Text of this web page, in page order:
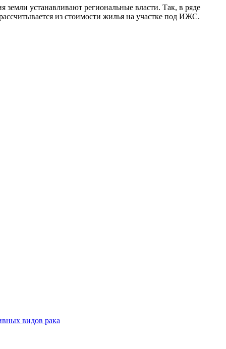
устанавливают региональные власти. Так, в ряде
из стоимости жилья на участке под ИЖС.
видов рака